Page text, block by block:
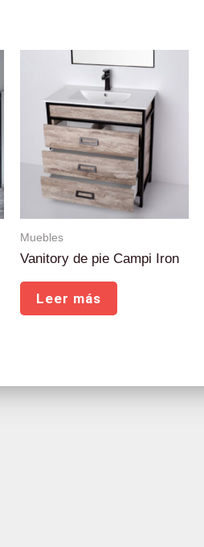
Muebles
Vanitory de pie Campi Iron
Leer más